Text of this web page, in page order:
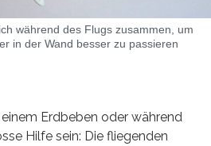
während des Flugs zusammen, um
in der Wand besser zu passieren
Erdbeben oder während
Hilfe sein: Die fliegenden